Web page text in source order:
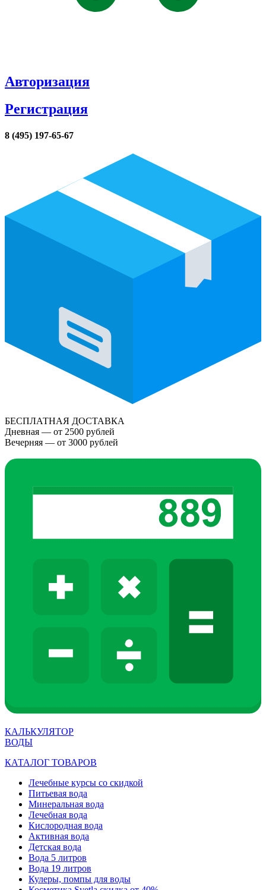
Авторизация
Регистрация
8 (495) 197-65-67
БЕСПЛАТНАЯ ДОСТАВКА
Дневная — от 2500 рублей
Вечерняя — от 3000 рублей
КАЛЬКУЛЯТОР
ВОДЫ
КАТАЛОГ ТОВАРОВ
Лечебные курсы со скидкой
Питьевая вода
Минеральная вода
Лечебная вода
Кислородная вода
Активная вода
Детская вода
Вода 5 литров
Вода 19 литров
Кулеры, помпы для воды